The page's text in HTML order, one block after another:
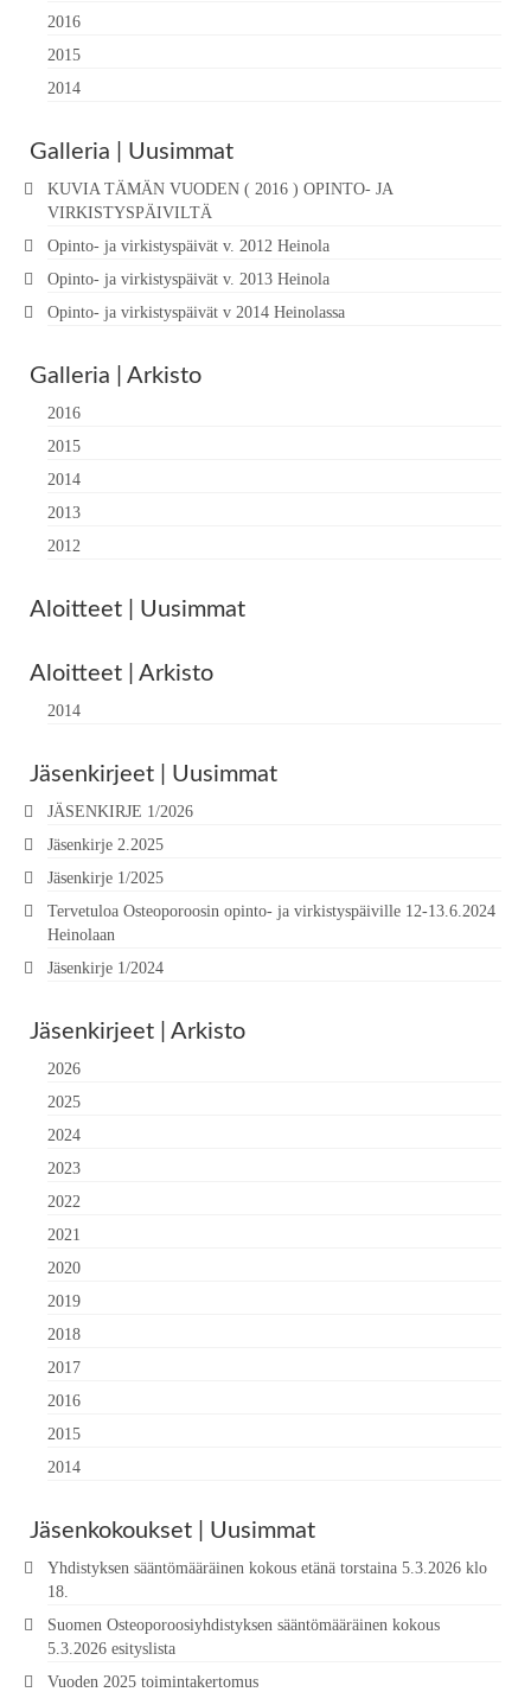
2016
2015
2014
Galleria | Uusimmat
KUVIA TÄMÄN VUODEN ( 2016 ) OPINTO- JA
VIRKISTYSPÄIVILTÄ
Opinto- ja virkistyspäivät v. 2012 Heinola
Opinto- ja virkistyspäivät v. 2013 Heinola
Opinto- ja virkistyspäivät v 2014 Heinolassa
Galleria | Arkisto
2016
2015
2014
2013
2012
Aloitteet | Uusimmat
Aloitteet | Arkisto
2014
Jäsenkirjeet | Uusimmat
JÄSENKIRJE 1/2026
Jäsenkirje 2.2025
Jäsenkirje 1/2025
Tervetuloa Osteoporoosin opinto- ja virkistyspäiville 12-13.6.2024
Heinolaan
Jäsenkirje 1/2024
Jäsenkirjeet | Arkisto
2026
2025
2024
2023
2022
2021
2020
2019
2018
2017
2016
2015
2014
Jäsenkokoukset | Uusimmat
Yhdistyksen sääntömääräinen kokous etänä torstaina 5.3.2026 klo
18.
Suomen Osteoporoosiyhdistyksen sääntömääräinen kokous
5.3.2026 esityslista
Vuoden 2025 toimintakertomus